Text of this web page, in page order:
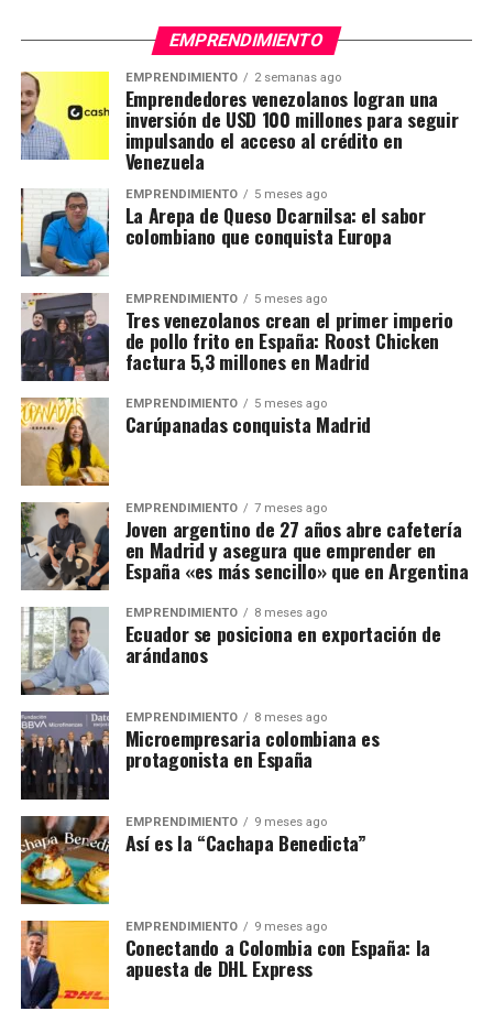
EMPRENDIMIENTO
EMPRENDIMIENTO 2 semanas ago
Emprendedores venezolanos logran una
inversión de USD 100 millones para seguir
impulsando el acceso al crédito en
Venezuela
EMPRENDIMIENTO 5 meses ago
La Arepa de Queso Dcarnilsa: el sabor
colombiano que conquista Europa
EMPRENDIMIENTO 5 meses ago
Tres venezolanos crean el primer imperio
de pollo frito en España: Roost Chicken
factura 5,3 millones en Madrid
EMPRENDIMIENTO 5 meses ago
Carúpanadas conquista Madrid
EMPRENDIMIENTO 7 meses ago
Joven argentino de 27 años abre cafetería
en Madrid y asegura que emprender en
España «es más sencillo» que en Argentina
EMPRENDIMIENTO 8 meses ago
Ecuador se posiciona en exportación de
arándanos
EMPRENDIMIENTO 8 meses ago
Microempresaria colombiana es
protagonista en España
EMPRENDIMIENTO 9 meses ago
Así es la “Cachapa Benedicta”
EMPRENDIMIENTO 9 meses ago
Conectando a Colombia con España: la
apuesta de DHL Express